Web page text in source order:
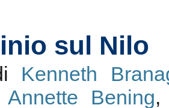
sul Nilo
Kenneth
Annette Bening